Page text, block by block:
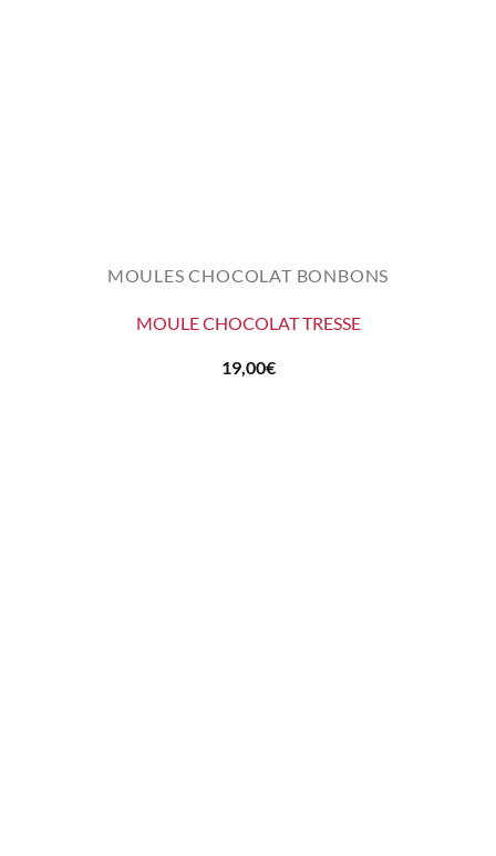
MOULES CHOCOLAT BONBONS
MOULE CHOCOLAT TRESSE
19,00€